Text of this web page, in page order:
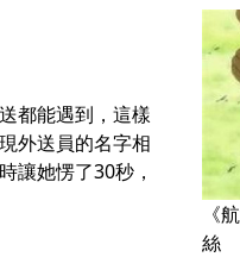
都能遇到，這樣
外送員的名字相
讓她愣了30秒，
《
絲